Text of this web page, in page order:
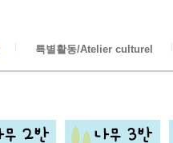
특별활동/Atelier culturel